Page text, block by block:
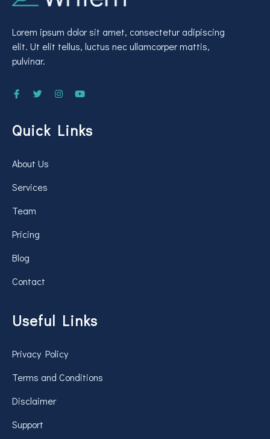
Lorem ipsum dolor sit amet, consectetur adipiscing
elit. Ut elit tellus, luctus nec ullamcorper mattis,
pulvinar.
Quick Links
About Us
Services
Team
Pricing
Blog
Contact
Useful Links
Privacy Policy
Terms and Conditions
Disclaimer
Support